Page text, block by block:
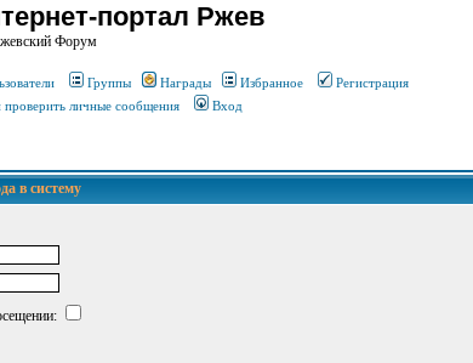
портал Ржев
Форум
Группы Награды Избранное
Регистрация
проверить личные сообщения Вход
в систему